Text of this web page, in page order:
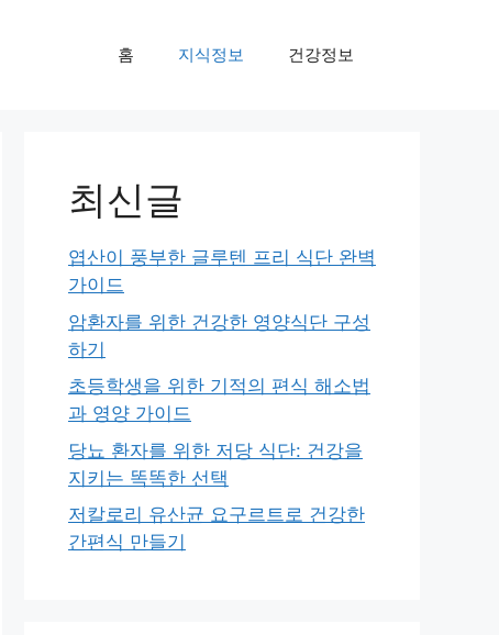
홈 지식정보 건강정보
최신글
엽산이 풍부한 글루텐 프리 식단 완벽
가이드
암환자를 위한 건강한 영양식단 구성
하기
초등학생을 위한 기적의 편식 해소법
과 영양 가이드
당뇨 환자를 위한 저당 식단: 건강을
지키는 똑똑한 선택
저칼로리 유산균 요구르트로 건강한
간편식 만들기